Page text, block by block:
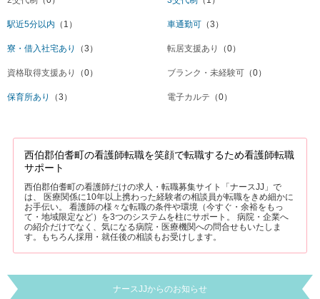
駅近5分以内 （1） 車通勤可 （3）
寮・借入社宅あり （3） 転居支援あり （0）
資格取得支援あり （0） ブランク・未経験可 （0）
保育所あり （3） 電子カルテ （0）
西伯郡伯耆町の看護師転職を笑顔で転職するため看護師転職
サポート
西伯郡伯耆町の看護師だけの求人・転職募集サイト「ナースJJ」で
は、 医療関係に10年以上携わった経験者の相談員が転職をきめ細かに
お手伝い。 看護師の様々な転職の条件や環境（今すぐ・余裕をもっ
て・地域限定など）を3つのシステムを柱にサポート。 病院・企業へ
の紹介だけでなく、気になる病院・医療機関への問合せもいたしま
す。もちろん採用・就任後の相談もお受けします。
ナースJJからのお知らせ